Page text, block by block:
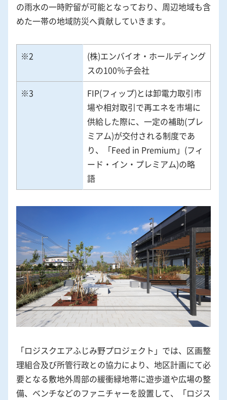
の雨水の一時貯留が可能となっており、周辺地域も含
めた一帯の地域防災へ貢献していきます。
※2
(株)エンバイオ・ホールディング
スの100％子会社
※3
FIP(フィップ)とは卸電力取引市
場や相対取引で再エネを市場に
供給した際に、一定の補助(プレ
ミアム)が交付される制度であ
り、「Feed in Premium」(フィ
ード・イン・プレミアム)の略
語
「ロジスクエアふじみ野プロジェクト」では、区画整
理組合及び所管行政との協力により、地区計画にて必
要となる敷地外周部の緩衝緑地帯に遊歩道や広場の整
備、ベンチなどのファニチャーを設置して、「ロジス